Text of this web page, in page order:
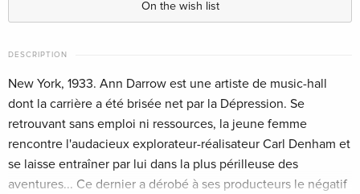
Extended Edition, Cinema Version, 4K Ultra
German
EUR 32.99
Extended Edition, Cinema Version, Limited
Edition, Steelbook, 4K Ultra HD + 2 Blu-rays
German
Sold out
Extended Edition, Cinema Version, Limited
Edition, Steelbook, 4K Ultra HD + 2 Blu-rays
Sold out
On the wish list
DESCRIPTION
New York, 1933. Ann Darrow est une artiste de music-hall
dont la carrière a été brisée net par la Dépression. Se
retrouvant sans emploi ni ressources, la jeune femme
rencontre l'audacieux explorateur-réalisateur Carl Denham et
se laisse entraîner par lui dans la plus périlleuse des
aventures... Ce dernier a dérobé à ses producteurs le négatif